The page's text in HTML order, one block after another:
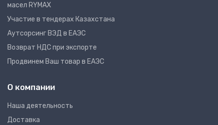
масел RYMAX
Участие в тендерах Казахстана
Аутсорсинг ВЭД в ЕАЭС
Возврат НДС при экспорте
Продвинем Ваш товар в ЕАЭС
О компании
Наша деятельность
Доставка